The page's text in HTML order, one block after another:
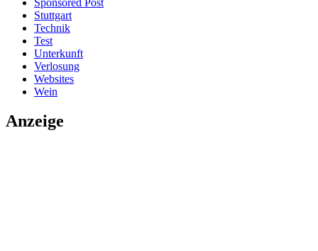
Stuttgart
Technik
Test
Unterkunft
Verlosung
Websites
Wein
Anzeige